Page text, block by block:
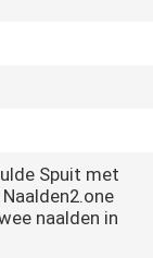
Spuit met
naalden in